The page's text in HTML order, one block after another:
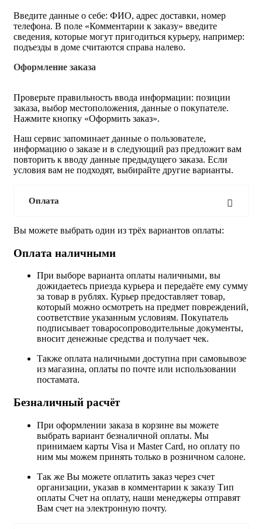
Введите данные о себе: ФИО, адрес доставки, номер
телефона. В поле «Комментарии к заказу» введите
сведения, которые могут пригодиться курьеру, например:
подъезды в доме считаются справа налево.
Оформление заказа
Проверьте правильность ввода информации: позиции
заказа, выбор местоположения, данные о покупателе.
Нажмите кнопку «Оформить заказ».
Наш сервис запоминает данные о пользователе,
информацию о заказе и в следующий раз предложит вам
повторить к вводу данные предыдущего заказа. Если
условия вам не подходят, выбирайте другие варианты.
Оплата
Вы можете выбрать один из трёх вариантов оплаты:
Оплата наличными
При выборе варианта оплаты наличными, вы
дожидаетесь приезда курьера и передаёте ему сумму
за товар в рублях. Курьер предоставляет товар,
который можно осмотреть на предмет повреждений,
соответствие указанным условиям. Покупатель
подписывает товаросопроводительные документы,
вносит денежные средства и получает чек.
Также оплата наличными доступна при самовывозе
из магазина, оплаты по почте или использовании
постамата.
Безналичный расчёт
При оформлении заказа в корзине вы можете
выбрать вариант безналичной оплаты. Мы
принимаем карты Visa и Master Card, но оплату по
ним мы можем принять только в розничном салоне.
Так же Вы можете оплатить заказ через счет
организации, указав в комментарии к заказу Тип
оплаты Счет на оплату, наши менеджеры отправят
Вам счет на электронную почту.